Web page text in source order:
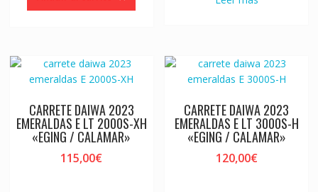
CARRETE DAIWA 2023
EMERALDAS E LT 2000S-XH
«EGING / CALAMAR»
115,00€
CARRETE DAIWA 2023
EMERALDAS E LT 3000S-H
«EGING / CALAMAR»
120,00€